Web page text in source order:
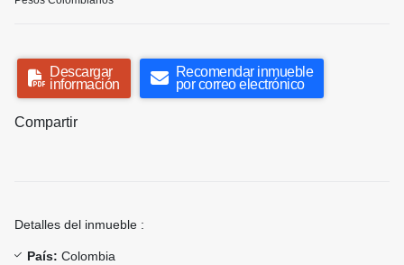
Descargar
información
Recomendar inmueble
por correo electrónico
Compartir
Detalles del inmueble :
País: Colombia